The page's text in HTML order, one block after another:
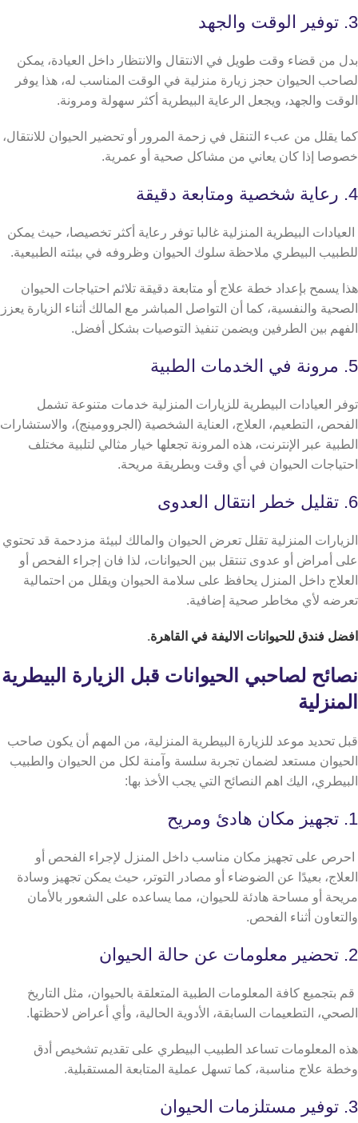
3. توفير الوقت والجهد
بدل من قضاء وقت طويل في الانتقال والانتظار داخل العيادة، يمكن
لصاحب الحيوان حجز زيارة منزلية في الوقت المناسب له، هذا يوفر
الوقت والجهد، ويجعل الرعاية البيطرية أكثر سهولة ومرونة.
كما يقلل من عبء التنقل في زحمة المرور أو تحضير الحيوان للانتقال،
خصوصا إذا كان يعاني من مشاكل صحية أو عمرية.
4. رعاية شخصية ومتابعة دقيقة
العيادات البيطرية المنزلية غالبا توفر رعاية أكثر تخصيصا، حيث يمكن
للطبيب البيطري ملاحظة سلوك الحيوان وظروفه في بيئته الطبيعية.
هذا يسمح بإعداد خطة علاج أو متابعة دقيقة تلائم احتياجات الحيوان
الصحية والنفسية، كما أن التواصل المباشر مع المالك أثناء الزيارة يعزز
الفهم بين الطرفين ويضمن تنفيذ التوصيات بشكل أفضل.
5. مرونة في الخدمات الطبية
توفر العيادات البيطرية للزيارات المنزلية خدمات متنوعة تشمل
الفحص، التطعيم، العلاج، العناية الشخصية (الجروومينج)، والاستشارات
الطبية عبر الإنترنت، هذه المرونة تجعلها خيار مثالي لتلبية مختلف
احتياجات الحيوان في أي وقت وبطريقة مريحة.
6. تقليل خطر انتقال العدوى
الزيارات المنزلية تقلل تعرض الحيوان والمالك لبيئة مزدحمة قد تحتوي
على أمراض أو عدوى تنتقل بين الحيوانات، لذا فان إجراء الفحص أو
العلاج داخل المنزل يحافظ على سلامة الحيوان ويقلل من احتمالية
تعرضه لأي مخاطر صحية إضافية.
افضل فندق للحيوانات الاليفة في القاهرة.
نصائح لصاحبي الحيوانات قبل الزيارة البيطرية
المنزلية
قبل تحديد موعد للزيارة البيطرية المنزلية، من المهم أن يكون صاحب
الحيوان مستعد لضمان تجربة سلسة وآمنة لكل من الحيوان والطبيب
البيطري، اليك اهم النصائح التي يجب الأخذ بها:
1. تجهيز مكان هادئ ومريح
احرص على تجهيز مكان مناسب داخل المنزل لإجراء الفحص أو
العلاج، بعيدًا عن الضوضاء أو مصادر التوتر، حيث يمكن تجهيز وسادة
مريحة أو مساحة هادئة للحيوان، مما يساعده على الشعور بالأمان
والتعاون أثناء الفحص.
2. تحضير معلومات عن حالة الحيوان
قم بتجميع كافة المعلومات الطبية المتعلقة بالحيوان، مثل التاريخ
الصحي، التطعيمات السابقة، الأدوية الحالية، وأي أعراض لاحظتها.
هذه المعلومات تساعد الطبيب البيطري على تقديم تشخيص أدق
وخطة علاج مناسبة، كما تسهل عملية المتابعة المستقبلية.
3. توفير مستلزمات الحيوان